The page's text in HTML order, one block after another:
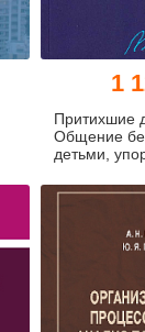
1
Притихшие
Общение
детьми,
жизни